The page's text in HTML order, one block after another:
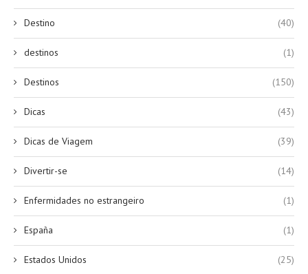
Destino (40)
destinos (1)
Destinos (150)
Dicas (43)
Dicas de Viagem (39)
Divertir-se (14)
Enfermidades no estrangeiro (1)
España (1)
Estados Unidos (25)